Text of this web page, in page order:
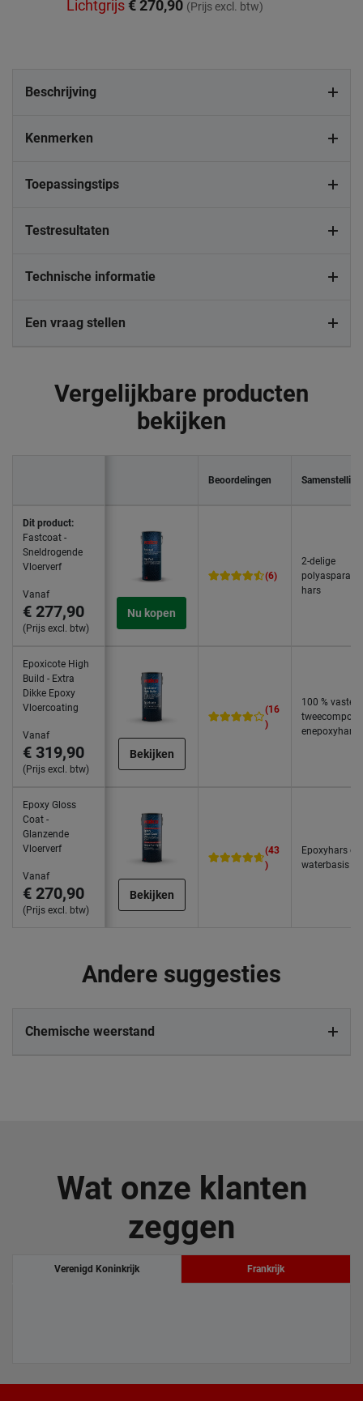
Lichtgrijs€ 270,90 (Prijs excl. btw)
Beschrijving
Kenmerken
Toepassingstips
Testresultaten
Technische informatie
Een vraag stellen
Vergelijkbare producten
bekijken
Beoordelingen Samenstelling
Dit product:
Fastcoat -
Sneldrogende
Vloerverf
Vanaf
€ 277,90
(Prijs excl. btw)
Nu kopen
(6)
2-delige
hars
Epoxicote High
Build - Extra
Dikke Epoxy
Vloercoating
Vanaf
€ 319,90
(Prijs excl. btw)
Bekijken
(16
)
100 % vaste
enepoxyhars
Epoxy Gloss
Coat -
Glanzende
Vloerverf
Vanaf
€ 270,90
(Prijs excl. btw)
Bekijken
(43
)
Epoxyhars op
waterbasis
Andere suggesties
Chemische weerstand
Wat onze klanten
zeggen
Verenigd Koninkrijk Frankrijk